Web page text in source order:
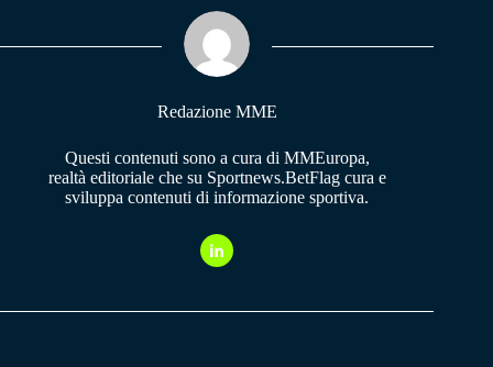
pp m
Redazione MME
Questi contenuti sono a cura di MMEuropa,
realtà editoriale che su Sportnews.BetFlag cura e
sviluppa contenuti di informazione sportiva.